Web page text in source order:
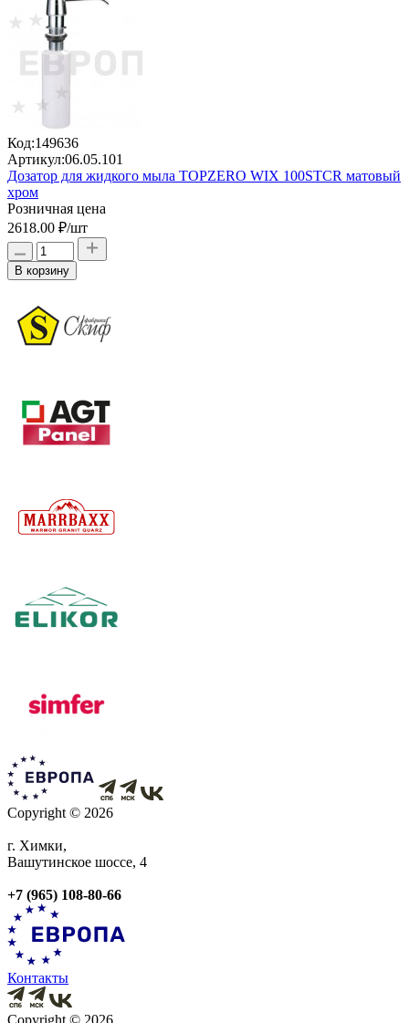
Код:149636
Артикул:06.05.101
Дозатор для жидкого мыла TOPZERO WIX 100STCR матовый
хром
Розничная цена
2618.00 ₽/шт
В корзину
Copyright © 2026
г. Химки,
Вашутинское шоссе, 4
+7 (965) 108-80-66
Контакты
Copyright © 2026